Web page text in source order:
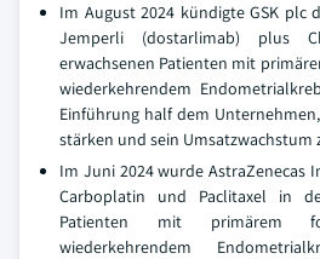
Im August 2024 kündigte GSK plc
Jemperli (dostarlimab) plus
erwachsenen Patienten mit
wiederkehrendem
Einführung half dem
stärken und sein Umsatzwachstum
Im Juni 2024 wurde AstraZenecas
Carboplatin und Paclitaxel in
Patienten mit primärem
wiederkehrendem